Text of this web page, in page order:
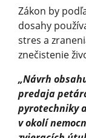
Zákon by
dosahy
stres a
znečistenie
„Návrh
predaja
pyrotechniky
v okolí